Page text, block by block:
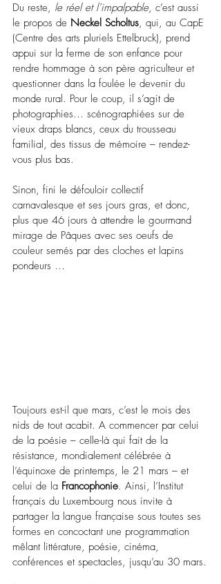
Du reste, le réel et l’impalpable, c’est aussi
le propos de Neckel Scholtus, qui, au CapE
(Centre des arts pluriels Ettelbruck), prend
appui sur la ferme de son enfance pour
rendre hommage à son père agriculteur et
questionner dans la foulée le devenir du
monde rural. Pour le coup, il s’agit de
photographies… scénographiées sur de
vieux draps blancs, ceux du trousseau
familial, des tissus de mémoire – rendez-
vous plus bas.
Sinon, fini le défouloir collectif
carnavalesque et ses jours gras, et donc,
plus que 46 jours à attendre le gourmand
mirage de Pâques avec ses oeufs de
couleur semés par des cloches et lapins
pondeurs …
Toujours est-il que mars, c’est le mois des
nids de tout acabit. A commencer par celui
de la poésie – celle-là qui fait de la
résistance, mondialement célébrée à
l’équinoxe de printemps, le 21 mars – et
celui de la Francophonie. Ainsi, l’Institut
français du Luxembourg nous invite à
partager la langue française sous toutes ses
formes en concoctant une programmation
mêlant littérature, poésie, cinéma,
conférences et spectacles, jusqu’au 30 mars.